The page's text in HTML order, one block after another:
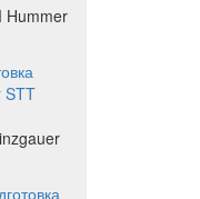
Hummer